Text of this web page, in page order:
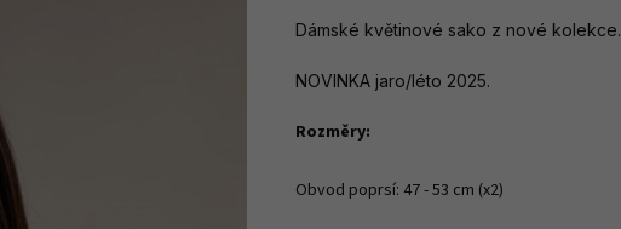
Dámské květinové sako z nové kolekce.
NOVINKA jaro/léto 2025.
Rozměry:
Obvod poprsí: 47 - 53 cm (x2)